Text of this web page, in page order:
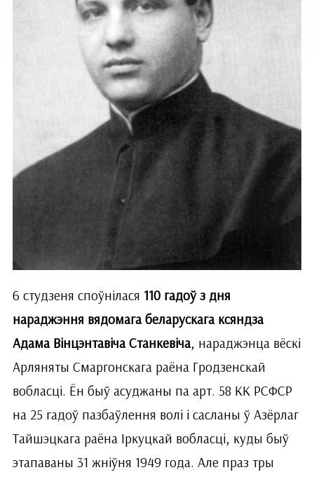
6 студзеня споўнілася 110 гадоў з дня
нараджэння вядомага беларускага ксяндза
Адама Вінцэнтавіча Станкевіча, нараджэнца вёскі
Арляняты Смаргонскага раёна Гродзенскай
вобласці. Ён быў асуджаны па арт. 58 КК РСФСР
на 25 гадоў пазбаўлення волі і сасланы ў Азёрлаг
Тайшэцкага раёна Іркуцкай вобласці, куды быў
этапаваны 31 жніўня 1949 года. Але праз тры